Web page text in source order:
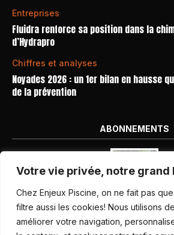
Votre vie privée, notre grand
Chez Enjeux Piscine, on ne fait pas
filtre aussi les cookies! Nous utilisons
améliorer votre navigation,
Entreprises
Fluidra renforce sa position dans la
d’Hydrapro
Chiffres et analyses
Noyades 2026 : un 1er bilan en hausse
de la prévention
ABONNEMENTS
Nos dernières